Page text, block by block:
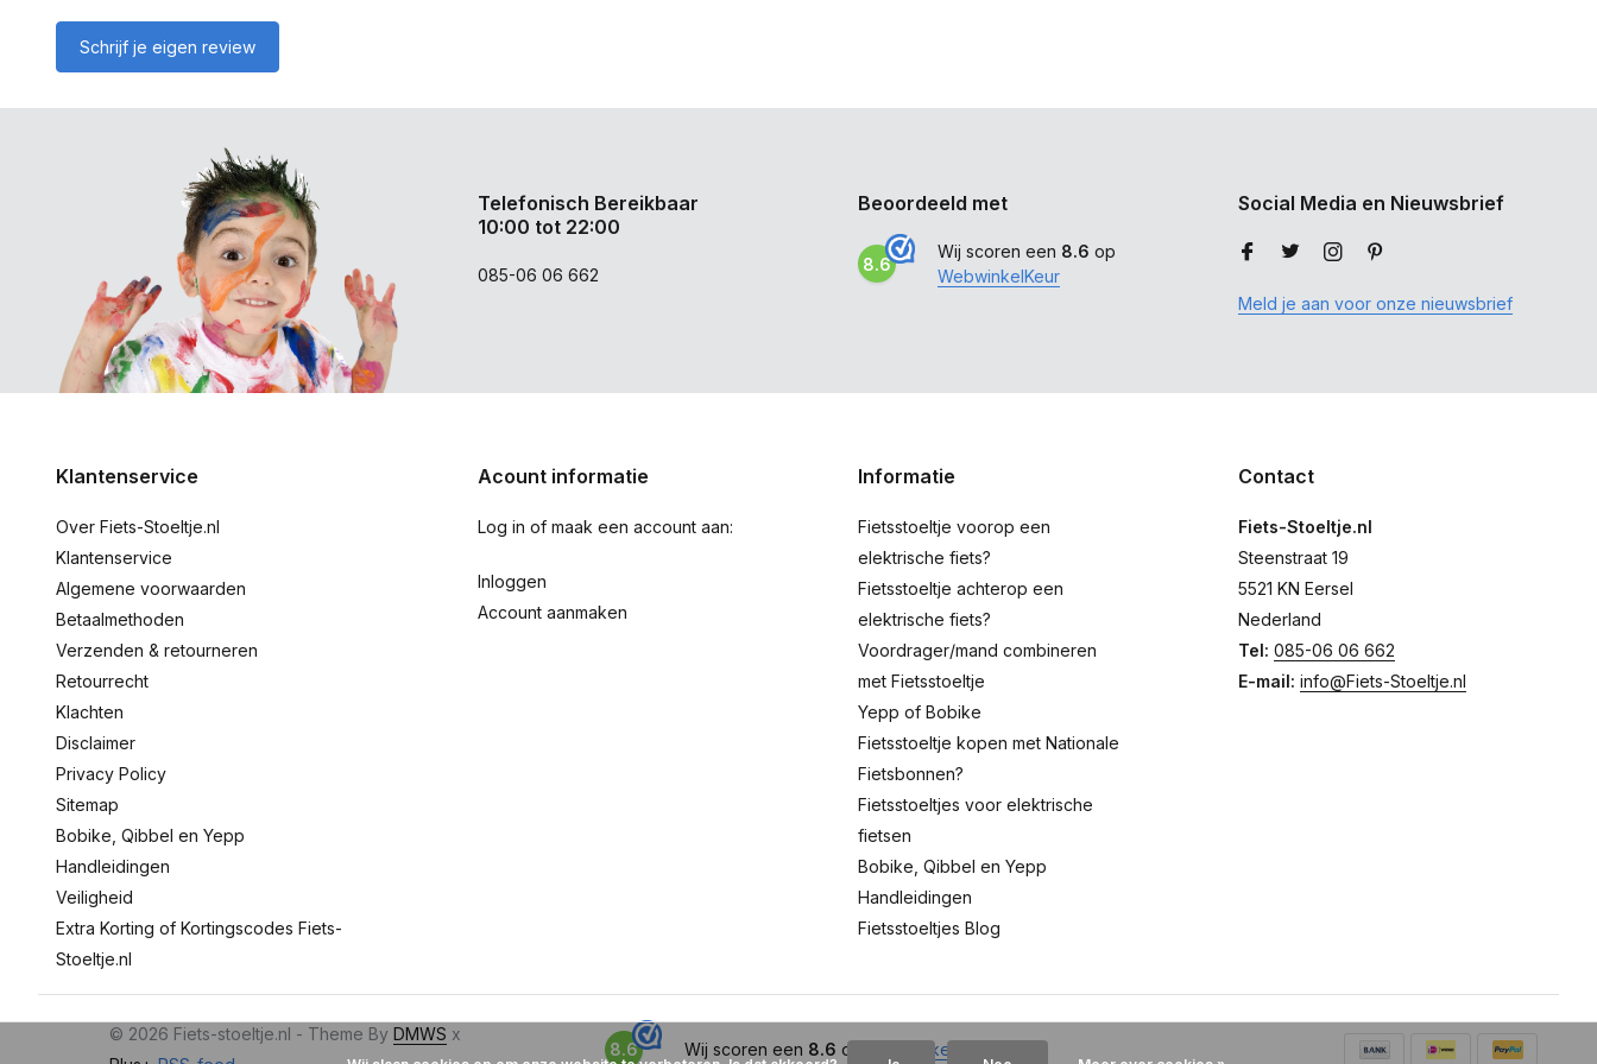
Schrijf je eigen review
Telefonisch Bereikbaar
10:00 tot 22:00
085-06 06 662
Beoordeeld met
8.6
Wij scoren een 8.6 op
WebwinkelKeur
Social Media en Nieuwsbrief
Meld je aan voor onze nieuwsbrief
Klantenservice
Over Fiets-Stoeltje.nl
Klantenservice
Algemene voorwaarden
Betaalmethoden
Verzenden & retourneren
Retourrecht
Klachten
Disclaimer
Privacy Policy
Sitemap
Bobike, Qibbel en Yepp
Handleidingen
Veiligheid
Extra Korting of Kortingscodes Fiets-
Stoeltje.nl
Acount informatie
Log in of maak een account aan:
Inloggen
Account aanmaken
Informatie
Fietsstoeltje voorop een
elektrische fiets?
Fietsstoeltje achterop een
elektrische fiets?
Voordrager/mand combineren
met Fietsstoeltje
Yepp of Bobike
Fietsstoeltje kopen met Nationale
Fietsbonnen?
Fietsstoeltjes voor elektrische
fietsen
Bobike, Qibbel en Yepp
Handleidingen
Fietsstoeltjes Blog
Contact
Fiets-Stoeltje.nl
Steenstraat 19
5521 KN Eersel
Nederland
Tel: 085-06 06 662
E-mail: info@Fiets-Stoeltje.nl
© 2026 Fiets-stoeltje.nl - Theme By DMWS x
8.6 Wij scoren een 8.6 op WebwinkelKeur